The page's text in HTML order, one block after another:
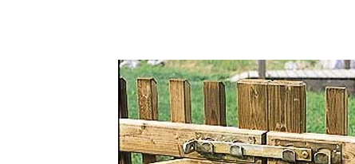
Bildergalerie überspringen